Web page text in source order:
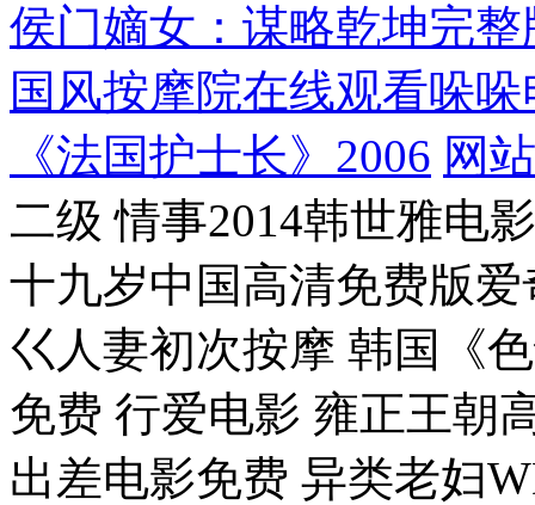
侯门嫡女：谋略乾坤完
国风按摩院在线观看哚
《法国护士长》2006 网